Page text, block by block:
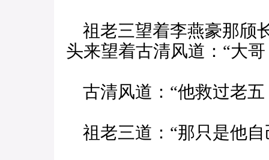
祖老三望着李燕豪那颀
头来望着古清风道：“大
古清风道：“他救过老五
祖老三道：“那只是他自